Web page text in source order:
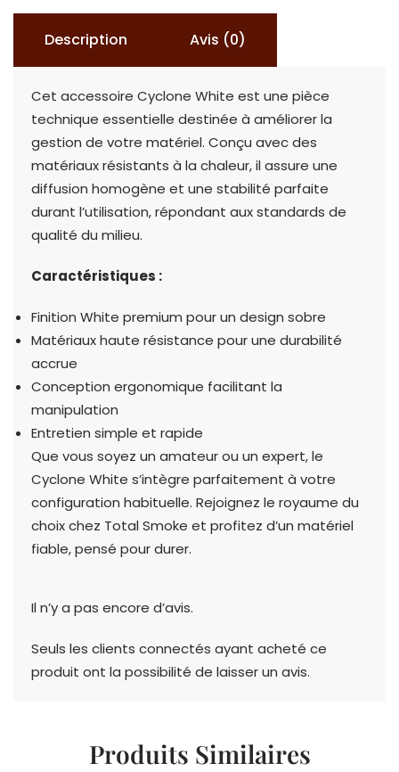
Description Avis (0)
Cet accessoire Cyclone White est une pièce
technique essentielle destinée à améliorer la
gestion de votre matériel. Conçu avec des
matériaux résistants à la chaleur, il assure une
diffusion homogène et une stabilité parfaite
durant l’utilisation, répondant aux standards de
qualité du milieu.
Caractéristiques :
Finition White premium pour un design sobre
Matériaux haute résistance pour une durabilité
accrue
Conception ergonomique facilitant la
manipulation
Entretien simple et rapide
Que vous soyez un amateur ou un expert, le
Cyclone White s’intègre parfaitement à votre
configuration habituelle. Rejoignez le royaume du
choix chez Total Smoke et profitez d’un matériel
fiable, pensé pour durer.
Il n’y a pas encore d’avis.
Seuls les clients connectés ayant acheté ce
produit ont la possibilité de laisser un avis.
Produits Similaires